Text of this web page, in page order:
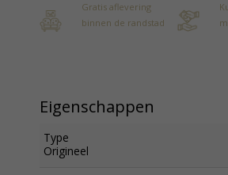
Gratis aflevering
binnen de randstad
Eigenschappen
Type
Origineel